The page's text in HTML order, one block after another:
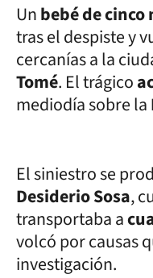
Unbebé de cinco
tras el despiste y
cercanías a la
Tomé. El trágico
mediodía sobre la
El siniestro se
Desiderio Sosa,
transportaba a
volcó por causas
investigación.